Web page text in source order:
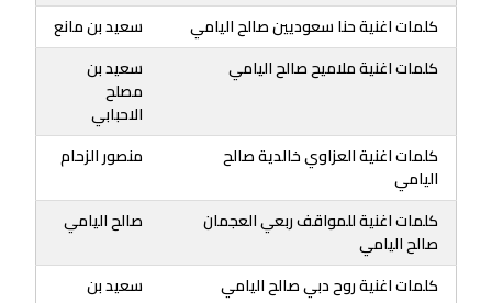
كلمات اغنية حنا سعوديين صالح اليامي
سعيد بن مانع
كلمات اغنية ملاميح صالح اليامي
سعيد بن
مصلح
الاحبابي
كلمات اغنية العزاوي خالدية صالح
اليامي
منصور الزحام
كلمات اغنية للمواقف ربعي العجمان
صالح اليامي
صالح اليامي
كلمات اغنية روح دبي صالح اليامي
سعيد بن